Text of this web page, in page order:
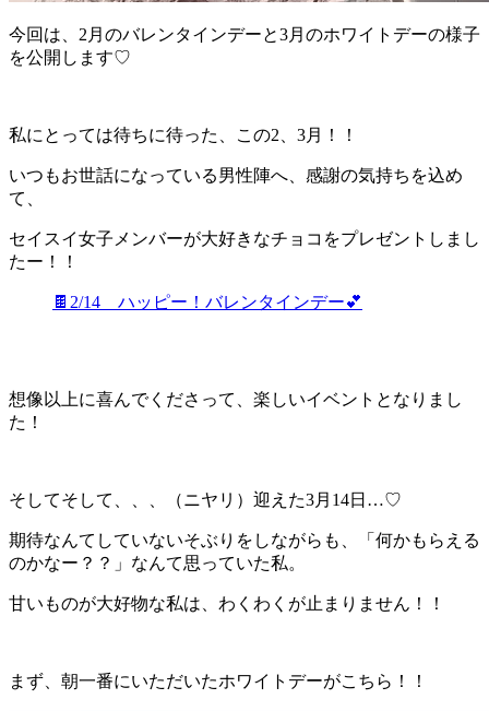
今回は、2月のバレンタインデーと3月のホワイトデーの様子
を公開します♡
私にとっては待ちに待った、この2、3月！！
いつもお世話になっている男性陣へ、感謝の気持ちを込め
て、
セイスイ女子メンバーが大好きなチョコをプレゼントしまし
たー！！
🍫2/14 ハッピー！バレンタインデー💕
想像以上に喜んでくださって、楽しいイベントとなりまし
た！
そしてそして、、、（ニヤリ）迎えた3月14日…♡
期待なんてしていないそぶりをしながらも、「何かもらえる
のかなー？？」なんて思っていた私。
甘いものが大好物な私は、わくわくが止まりません！！
まず、朝一番にいただいたホワイトデーがこちら！！